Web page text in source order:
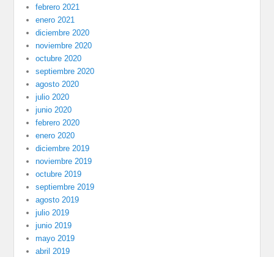
febrero 2021
enero 2021
diciembre 2020
noviembre 2020
octubre 2020
septiembre 2020
agosto 2020
julio 2020
junio 2020
febrero 2020
enero 2020
diciembre 2019
noviembre 2019
octubre 2019
septiembre 2019
agosto 2019
julio 2019
junio 2019
mayo 2019
abril 2019